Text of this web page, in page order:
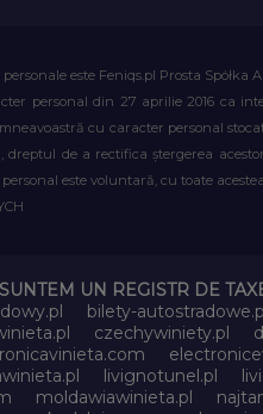
este Feniqs.pl Prosta
personal din 27 aprilie 2016 ca
cu caracter personal
de a rectifica ștergerea
este voluntară, cu toate
SUNTEM UN REGISTR DE
bilety-
czechywiniety.pl
livignotunel.pl
moldawiawinieta.pl